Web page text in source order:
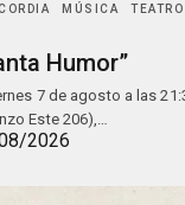
MÚSICA TEATRO
Humor”
7 de agosto a las
Este 206),…
2026